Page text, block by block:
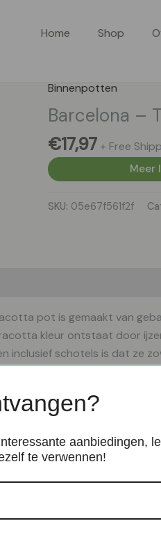
Home Shop
Binnenpotten
Barcelona –
€17,97 + Free
Meer
SKU: 05e67f561f2f
pot is gemaakt van
kleur ontstaat door
schotels is dat ze
Deze terracotta pot
Lissabon – Naturel/Wit – P21
€16,99
aanbiedingen,
te verwennen!